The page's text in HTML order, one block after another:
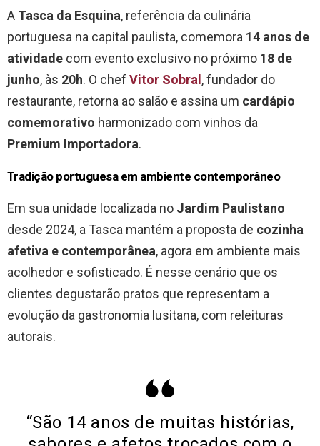
A Tasca da Esquina, referência da culinária
portuguesa na capital paulista, comemora 14 anos de
atividade com evento exclusivo no próximo 18 de
junho, às 20h. O chef Vitor Sobral , fundador do
restaurante, retorna ao salão e assina um cardápio
comemorativo harmonizado com vinhos da
Premium Importadora.
Tradição portuguesa em ambiente contemporâneo
Em sua unidade localizada no Jardim Paulistano
desde 2024, a Tasca mantém a proposta de cozinha
afetiva e contemporânea, agora em ambiente mais
acolhedor e sofisticado. É nesse cenário que os
clientes degustarão pratos que representam a
evolução da gastronomia lusitana, com releituras
autorais.
“São 14 anos de muitas histórias,